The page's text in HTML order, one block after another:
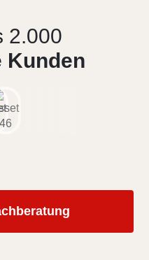
2.000
Kunden